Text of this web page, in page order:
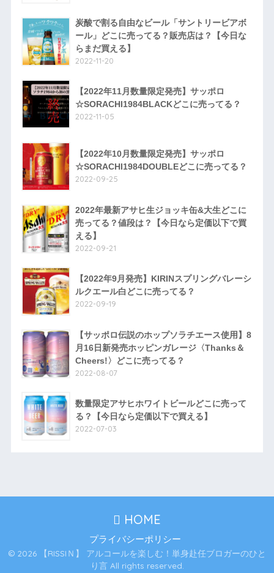
炭酸で割る自由なビール「サントリービアボ
ール」どこに売ってる？販売店は？【今日な
らまだ買える】
2022-11-20
【2022年11月数量限定発売】サッポロ
☆SORACHI1984BLACKどこに売ってる？
2022-11-05
【2022年10月数量限定発売】サッポロ
☆SORACHI1984DOUBLEどこに売ってる？
2022-09-25
2022年最新アサヒ生ジョッキ缶&大生どこに
売ってる？値段は？【今日なら定価以下で買
える】
2022-09-21
【2022年9月発売】KIRINスプリングバレーシ
ルクエール白どこに売ってる？
2022-09-19
【サッポロ伝説のホップソラチエース使用】8
月16日新発売ホッピンガレージ〈Thanks＆
Cheers!〉どこに売ってる？
2022-08-07
数量限定アサヒホワイトビールどこに売って
る？【今日なら定価以下で買える】
2022-07-03
HOME
プライバシーポリシー
© 2026 【RISSIＮ】 アルコールを楽しむ！単身赴任ブロガーのひと
り言 All rights reserved.